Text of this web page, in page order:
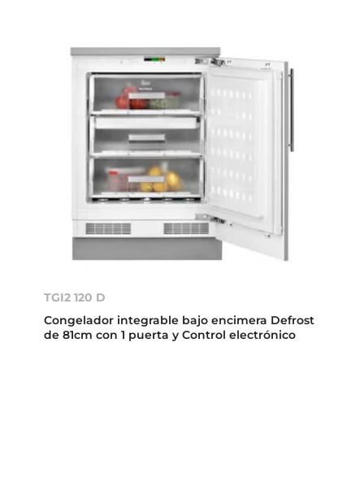
TGI2 120 D
Congelador integrable bajo encimera Defrost
de 81cm con 1 puerta y Control electrónico